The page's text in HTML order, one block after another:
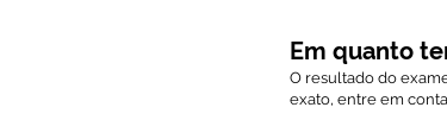
Em quanto
O resultado do
exato, entre em